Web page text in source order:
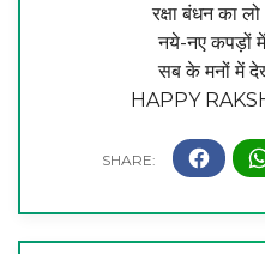
रक्षा बंधन का
नये-नए कपड़ों
सब के मनों में
HAPPY